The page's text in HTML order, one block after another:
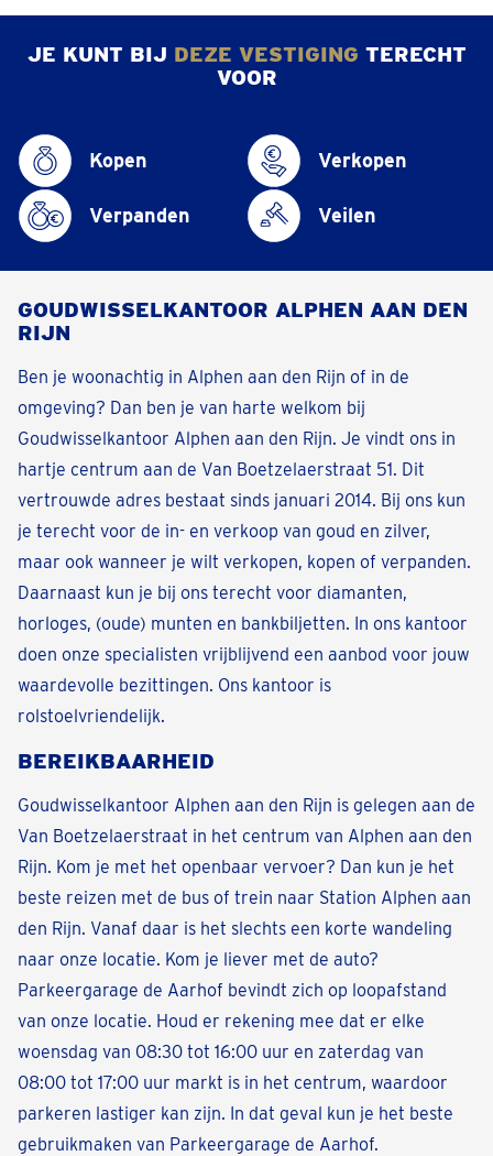
JE KUNT BIJ DEZE VESTIGING TERECHT
VOOR
Kopen Verkopen
Verpanden Veilen
GOUDWISSELKANTOOR ALPHEN AAN DEN
RIJN
Ben je woonachtig in Alphen aan den Rijn of in de
omgeving? Dan ben je van harte welkom bij
Goudwisselkantoor Alphen aan den Rijn. Je vindt ons in
hartje centrum aan de Van Boetzelaerstraat 51. Dit
vertrouwde adres bestaat sinds januari 2014. Bij ons kun
je terecht voor de in- en verkoop van goud en zilver,
maar ook wanneer je wilt verkopen, kopen of verpanden.
Daarnaast kun je bij ons terecht voor diamanten,
horloges, (oude) munten en bankbiljetten. In ons kantoor
doen onze specialisten vrijblijvend een aanbod voor jouw
waardevolle bezittingen. Ons kantoor is
rolstoelvriendelijk.
BEREIKBAARHEID
Goudwisselkantoor Alphen aan den Rijn is gelegen aan de
Van Boetzelaerstraat in het centrum van Alphen aan den
Rijn. Kom je met het openbaar vervoer? Dan kun je het
beste reizen met de bus of trein naar Station Alphen aan
den Rijn. Vanaf daar is het slechts een korte wandeling
naar onze locatie. Kom je liever met de auto?
Parkeergarage de Aarhof bevindt zich op loopafstand
van onze locatie. Houd er rekening mee dat er elke
woensdag van 08:30 tot 16:00 uur en zaterdag van
08:00 tot 17:00 uur markt is in het centrum, waardoor
parkeren lastiger kan zijn. In dat geval kun je het beste
gebruikmaken van Parkeergarage de Aarhof.